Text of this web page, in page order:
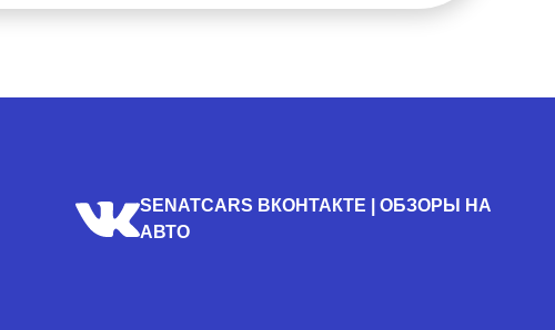
SENATCARS ВКОНТАКТЕ | ОБЗОРЫ НА
АВТО